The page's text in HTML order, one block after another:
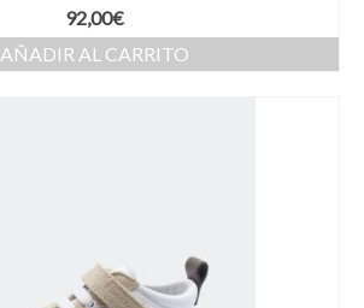
92,00€
AÑADIR AL CARRITO